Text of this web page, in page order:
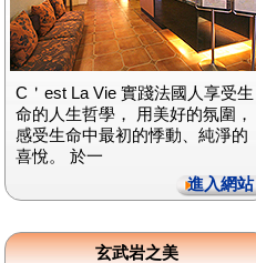
C＇est La Vie 實踐法國人享受生
命的人生哲學， 用美好的氛圍，
感受生命中最初的悸動、純淨的
喜悅。 於一
進入網站
玄武岩之美